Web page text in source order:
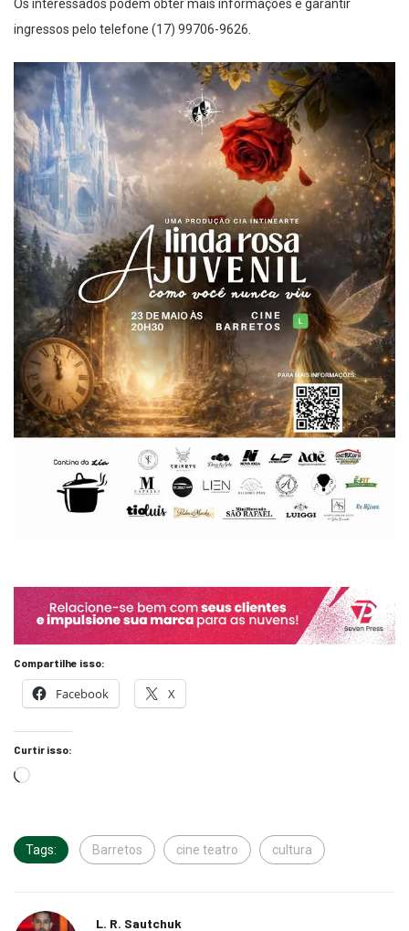
Os interessados podem obter mais informações e garantir
ingressos pelo telefone (17) 99706-9626.
Compartilhe isso:
Facebook X
Curtir isso:
Tags: Barretos cine teatro cultura
L. R. Sautchuk